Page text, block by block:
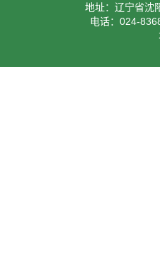
地址：辽宁省沈
电话：024-